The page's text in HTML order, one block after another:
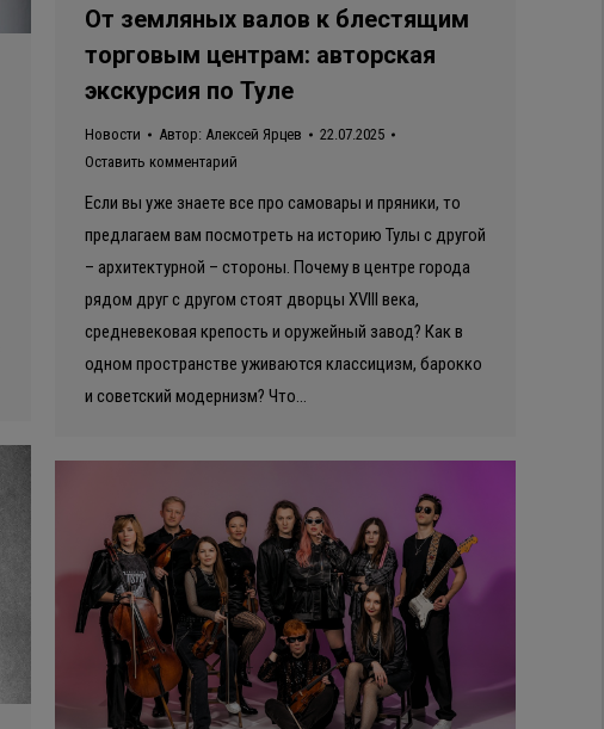
От земляных валов к блестящим
торговым центрам: авторская
экскурсия по Туле
Новости Автор: Алексей Ярцев
22.07.2025
Оставить комментарий
Если вы уже знаете все про самовары и пряники, то
предлагаем вам посмотреть на историю Тулы с другой
– архитектурной – стороны. Почему в центре города
рядом друг с другом стоят дворцы XVIII века,
средневековая крепость и оружейный завод? Как в
одном пространстве уживаются классицизм, барокко
и советский модернизм? Что…